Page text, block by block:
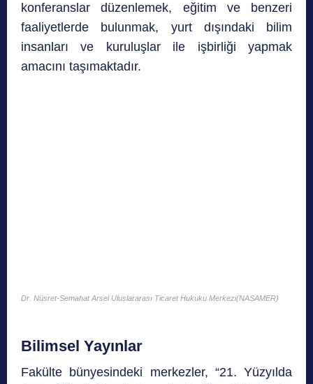
konferanslar düzenlemek, eğitim ve benzeri
faaliyetlerde bulunmak, yurt dışındaki bilim
insanları ve kuruluşlar ile işbirliği yapmak
amacını taşımaktadır.
Dr. Nüsret-Semahat Arsel Uluslararası Ticaret Hukuku Merkezi(NASAMER)
Bilimsel Yayınlar
Fakülte bünyesindeki merkezler, “21. Yüzyılda